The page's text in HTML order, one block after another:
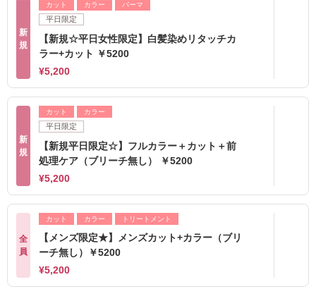
新
規
カット カラー パーマ
平日限定
【新規☆平日女性限定】白髪染めリタッチカ
ラー+カット ￥5200
¥5,200
新
規
カット カラー
平日限定
【新規平日限定☆】フルカラー＋カット＋前
処理ケア（ブリーチ無し） ￥5200
¥5,200
全
員
カット カラー トリートメント
【メンズ限定★】メンズカット+カラー（ブリ
ーチ無し）￥5200
¥5,200